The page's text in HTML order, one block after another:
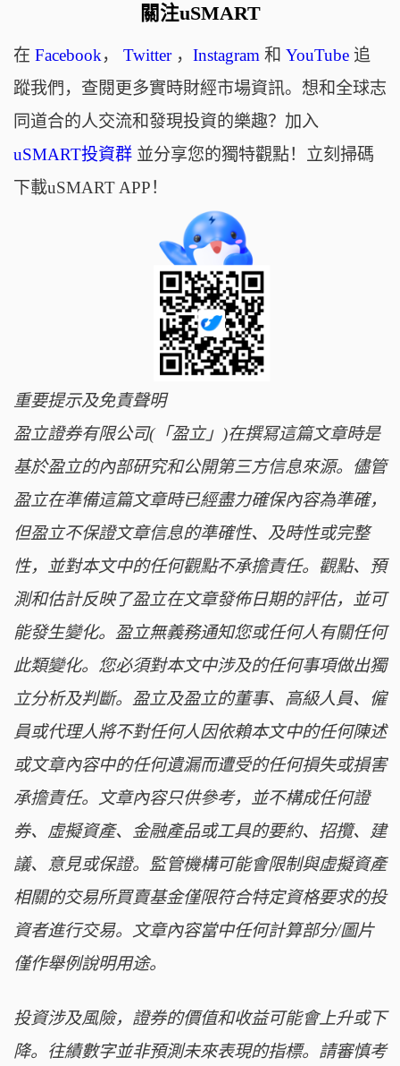
關注uSMART
在 Facebook， Twitter， Instagram和 YouTube追
蹤我們，查閱更多實時財經市場資訊。想和全球志
同道合的人交流和發現投資的樂趣？加入
uSMART投資群並分享您的獨特觀點！立刻掃碼
下載uSMART APP！
重要提示及免責聲明
盈立證券有限公司(「盈立」)在撰冩這篇文章時是
基於盈立的內部研究和公開第三方信息來源。儘管
盈立在準備這篇文章時已經盡力確保內容為準確，
但盈立不保證文章信息的準確性、及時性或完整
性，並對本文中的任何觀點不承擔責任。觀點、預
測和估計反映了盈立在文章發佈日期的評估，並可
能發生變化。盈立無義務通知您或任何人有關任何
此類變化。您必須對本文中涉及的任何事項做出獨
立分析及判斷。盈立及盈立的董事、高級人員、僱
員或代理人將不對任何人因依賴本文中的任何陳述
或文章內容中的任何遺漏而遭受的任何損失或損害
承擔責任。文章內容只供參考，並不構成任何證
券、虛擬資產、金融產品或工具的要約、招攬、建
議、意見或保證。監管機構可能會限制與虛擬資產
相關的交易所買賣基金僅限符合特定資格要求的投
資者進行交易。文章內容當中任何計算部分/圖片
僅作舉例說明用途。
投資涉及風險，證券的價值和收益可能會上升或下
降。往績數字並非預測未來表現的指標。請審慎考